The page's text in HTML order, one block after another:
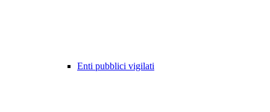
Enti pubblici vigilati